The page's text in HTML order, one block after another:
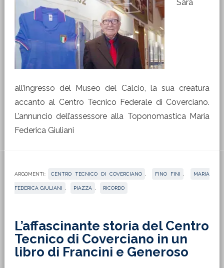
Sarà
all’ingresso del Museo del Calcio, la sua creatura
accanto al Centro Tecnico Federale di Coverciano.
L’annuncio dell’assessore alla Toponomastica Maria
Federica Giuliani
ARGOMENTI: CENTRO TECNICO DI COVERCIANO FINO FINI MARIA
FEDERICA GIULIANI PIAZZA RICORDO
L’affascinante storia del Centro
Tecnico di Coverciano in un
libro di Francini e Generoso